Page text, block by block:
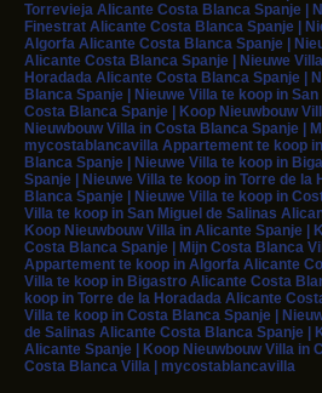
Torrevieja Alicante Costa Blanca Spanje |
Finestrat Alicante Costa Blanca Spanje |
Algorfa Alicante Costa Blanca Spanje |
Alicante Costa Blanca Spanje | Nieuwe
Horadada Alicante Costa Blanca Spanje |
Blanca Spanje | Nieuwe Villa te koop in
Costa Blanca Spanje | Koop Nieuwbouw
Nieuwbouw Villa in Costa Blanca Spanje |
mycostablancavilla Appartement te koop
Blanca Spanje | Nieuwe Villa te koop in
Spanje | Nieuwe Villa te koop in Torre de
Blanca Spanje | Nieuwe Villa te koop in
Villa te koop in San Miguel de Salinas
Koop Nieuwbouw Villa in Alicante Spanje |
Costa Blanca Spanje | Mijn Costa Blanca
Appartement te koop in Algorfa Alicante
Villa te koop in Bigastro Alicante Costa
koop in Torre de la Horadada Alicante
Villa te koop in Costa Blanca Spanje |
de Salinas Alicante Costa Blanca Spanje |
Alicante Spanje | Koop Nieuwbouw Villa in
Costa Blanca Villa | mycostablancavilla